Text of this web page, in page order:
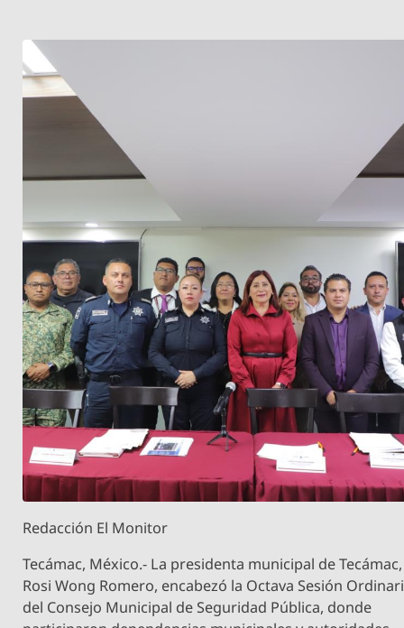
Redacción El Monitor
Tecámac, México.- La presidenta municipal de Tecámac,
Rosi Wong Romero, encabezó la Octava Sesión
del Consejo Municipal de Seguridad Pública, donde